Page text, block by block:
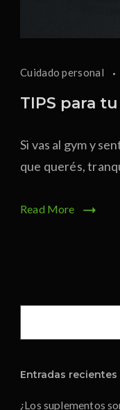
Cuidado personal
TIPS para
Si vas al gym y
que querés,
Read More
Entradas recientes
¿Los suplementos